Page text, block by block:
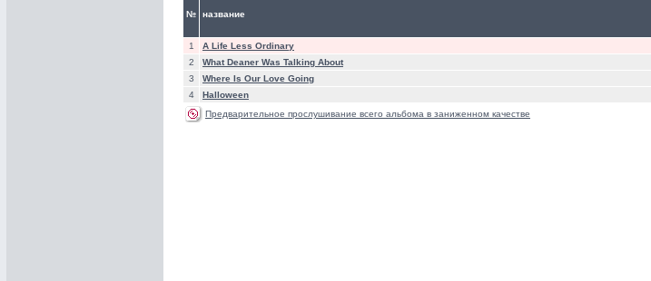
№ название
1
A Life Less Ordinary
2
What Deaner Was Talking About
3
Where Is Our Love Going
4
Halloween
Предварительное прослушивание всего альбома в заниженном качестве